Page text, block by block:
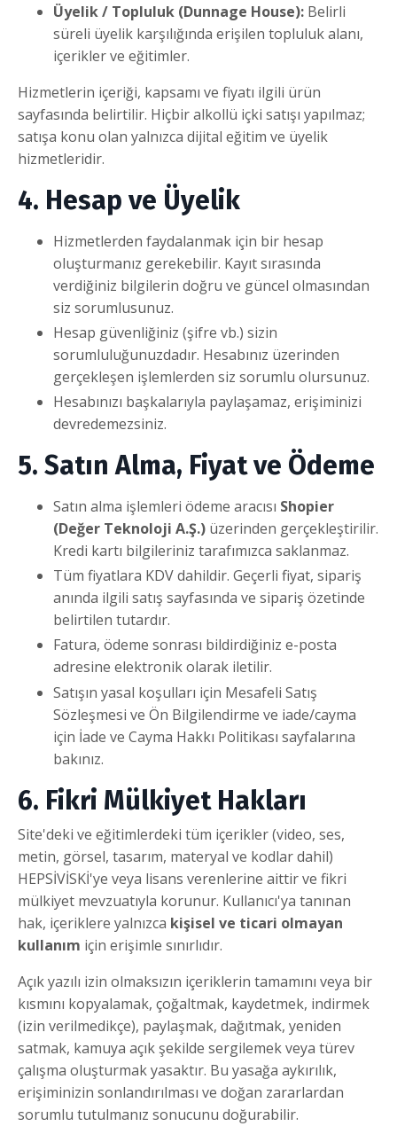
Üyelik / Topluluk (Dunnage House): Belirli
süreli üyelik karşılığında erişilen topluluk alanı,
içerikler ve eğitimler.
Hizmetlerin içeriği, kapsamı ve fiyatı ilgili ürün
sayfasında belirtilir. Hiçbir alkollü içki satışı yapılmaz;
satışa konu olan yalnızca dijital eğitim ve üyelik
hizmetleridir.
4. Hesap ve Üyelik
Hizmetlerden faydalanmak için bir hesap
oluşturmanız gerekebilir. Kayıt sırasında
verdiğiniz bilgilerin doğru ve güncel olmasından
siz sorumlusunuz.
Hesap güvenliğiniz (şifre vb.) sizin
sorumluluğunuzdadır. Hesabınız üzerinden
gerçekleşen işlemlerden siz sorumlu olursunuz.
Hesabınızı başkalarıyla paylaşamaz, erişiminizi
devredemezsiniz.
5. Satın Alma, Fiyat ve Ödeme
Satın alma işlemleri ödeme aracısı Shopier
(Değer Teknoloji A.Ş.) üzerinden gerçekleştirilir.
Kredi kartı bilgileriniz tarafımızca saklanmaz.
Tüm fiyatlara KDV dahildir. Geçerli fiyat, sipariş
anında ilgili satış sayfasında ve sipariş özetinde
belirtilen tutardır.
Fatura, ödeme sonrası bildirdiğiniz e-posta
adresine elektronik olarak iletilir.
Satışın yasal koşulları için Mesafeli Satış
Sözleşmesi ve Ön Bilgilendirme ve iade/cayma
için İade ve Cayma Hakkı Politikası sayfalarına
bakınız.
6. Fikri Mülkiyet Hakları
Site'deki ve eğitimlerdeki tüm içerikler (video, ses,
metin, görsel, tasarım, materyal ve kodlar dahil)
HEPSİVİSKİ'ye veya lisans verenlerine aittir ve fikri
mülkiyet mevzuatıyla korunur. Kullanıcı'ya tanınan
hak, içeriklere yalnızca kişisel ve ticari olmayan
kullanım için erişimle sınırlıdır.
Açık yazılı izin olmaksızın içeriklerin tamamını veya bir
kısmını kopyalamak, çoğaltmak, kaydetmek, indirmek
(izin verilmedikçe), paylaşmak, dağıtmak, yeniden
satmak, kamuya açık şekilde sergilemek veya türev
çalışma oluşturmak yasaktır. Bu yasağa aykırılık,
erişiminizin sonlandırılması ve doğan zararlardan
sorumlu tutulmanız sonucunu doğurabilir.